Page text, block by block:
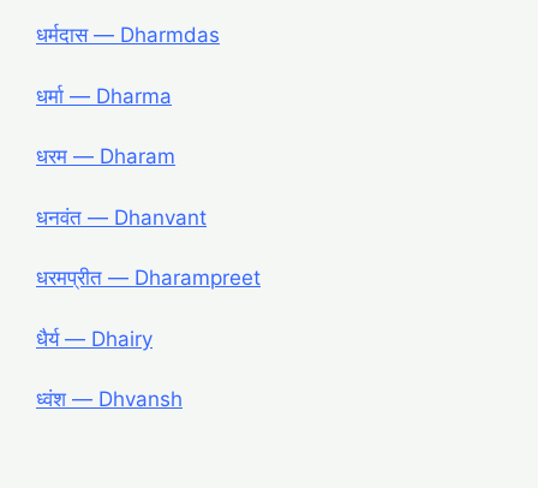
धर्मदास ― Dharmdas
धर्मा ― Dharma
धरम ― Dharam
धनवंत ― Dhanvant
धरमप्रीत ― Dharampreet
धैर्य ― Dhairy
ध्वंश ― Dhvansh